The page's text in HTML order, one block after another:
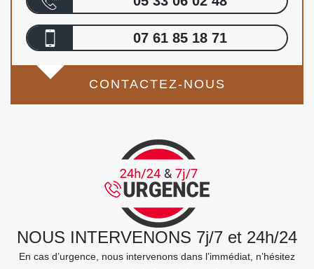
07 61 85 18 71
CONTACTEZ-NOUS
NOUS INTERVENONS 7j/7 et 24h/24
En cas d’urgence, nous intervenons dans l’immédiat, n’hésitez